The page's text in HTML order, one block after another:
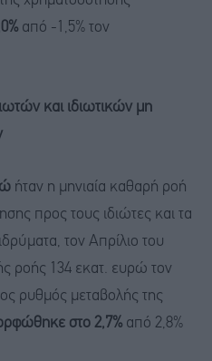
από -1,5% τον
και ιδιωτικών μη
ήταν η μηνιαία καθαρή ροή
προς τους ιδιώτες και τα
τον Απρίλιο του
ροής 134 εκατ. ευρώ τον
ρυθμός μεταβολής της
στο 2,7% από 2,8%